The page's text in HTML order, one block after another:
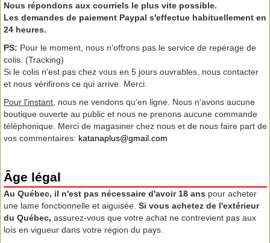
Nous répondons aux courriels le plus vite possible.
Les demandes de paiement Paypal s'effectue habituellement en
24 heures.
PS: Pour le moment, nous n'offrons pas le service de repérage de
colis. (Tracking)
Si le colis n'est pas chez vous en 5 jours ouvrables, nous contacter
et nous vérifirons ce qui arrive. Merci.
Pour l'instant, nous ne vendons qu'en ligne. Nous n'avons aucune
boutique ouverte au public et nous ne prenons aucune commande
téléphonique. Merci de magasiner chez nous et de nous faire part de
vos commentaires: katanaplus@gmail.com
Âge légal
Au Québec, il n'est pas nécessaire d'avoir 18 ans pour acheter
une lame fonctionnelle et aiguisée. Si vous achetez de l'extérieur
du Québec, assurez-vous que votre achat ne contrevient pas aux
lois en vigueur dans votre région du pays.